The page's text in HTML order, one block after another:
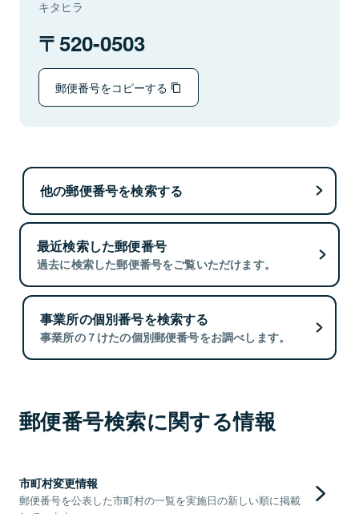
キタヒラ
520-0503
郵便番号をコピーする
他の郵便番号を検索する
最近検索した郵便番号
過去に検索した郵便番号をご覧いただけます。
事業所の個別番号を検索する
事業所の７けたの個別郵便番号をお調べします。
郵便番号検索に関する情報
市町村変更情報
郵便番号を公表した市町村の一覧を実施日の新しい順に掲載